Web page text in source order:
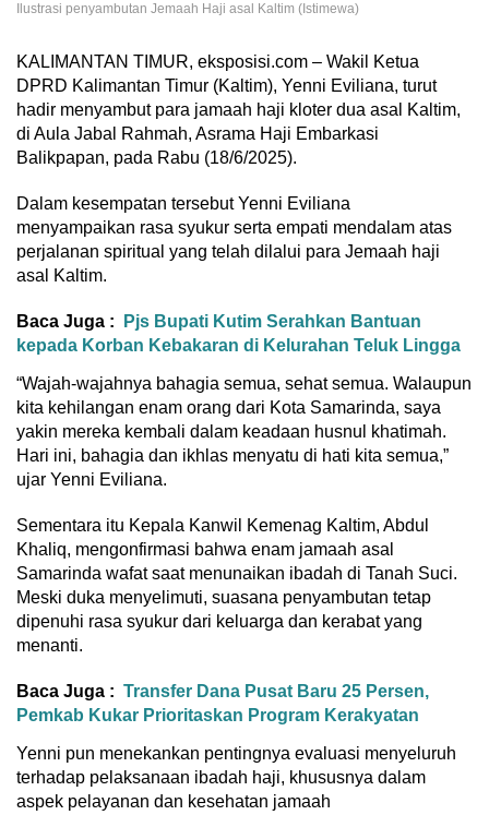
Ilustrasi penyambutan Jemaah Haji asal Kaltim (Istimewa)
KALIMANTAN TIMUR, eksposisi.com – Wakil Ketua
DPRD Kalimantan Timur (Kaltim), Yenni Eviliana, turut
hadir menyambut para jamaah haji kloter dua asal Kaltim,
di Aula Jabal Rahmah, Asrama Haji Embarkasi
Balikpapan, pada Rabu (18/6/2025).
Dalam kesempatan tersebut Yenni Eviliana
menyampaikan rasa syukur serta empati mendalam atas
perjalanan spiritual yang telah dilalui para Jemaah haji
asal Kaltim.
Baca Juga :
Pjs Bupati Kutim Serahkan Bantuan
kepada Korban Kebakaran di Kelurahan Teluk Lingga
“Wajah-wajahnya bahagia semua, sehat semua. Walaupun
kita kehilangan enam orang dari Kota Samarinda, saya
yakin mereka kembali dalam keadaan husnul khatimah.
Hari ini, bahagia dan ikhlas menyatu di hati kita semua,”
ujar Yenni Eviliana.
Sementara itu Kepala Kanwil Kemenag Kaltim, Abdul
Khaliq, mengonfirmasi bahwa enam jamaah asal
Samarinda wafat saat menunaikan ibadah di Tanah Suci.
Meski duka menyelimuti, suasana penyambutan tetap
dipenuhi rasa syukur dari keluarga dan kerabat yang
menanti.
Baca Juga : Transfer Dana Pusat Baru 25 Persen,
Pemkab Kukar Prioritaskan Program Kerakyatan
Yenni pun menekankan pentingnya evaluasi menyeluruh
terhadap pelaksanaan ibadah haji, khususnya dalam
aspek pelayanan dan kesehatan jamaah